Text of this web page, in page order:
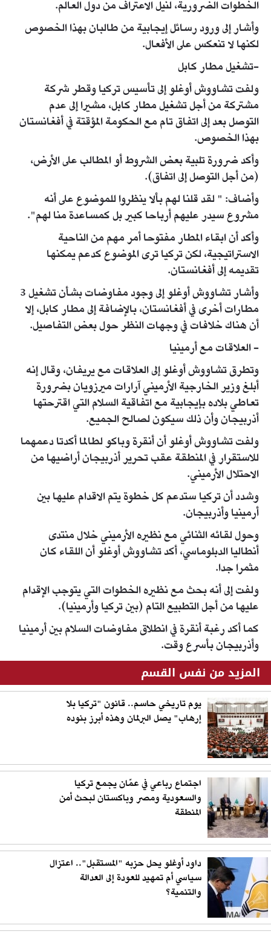
الخطوات الضرورية، لنيل الاعتراف من دول العالم.
وأشار إلى ورود رسائل إيجابية من طالبان بهذا الخصوص
لكنها لا تنعكس على الأفعال.
-تشغيل مطار كابل
ولفت تشاووش أوغلو إلى تأسيس تركيا وقطر شركة
مشتركة من أجل تشغيل مطار كابل، مشيرا إلى عدم
التوصل بعد إلى اتفاق تام مع الحكومة المؤقتة في أفغانستان
بهذا الخصوص.
وأكد ضرورة تلبية بعض الشروط أو المطالب على الأرض،
(من أجل التوصل إلى اتفاق).
وأضاف: " لقد قلنا لهم بألا ينظروا للموضوع على أنه
مشروع سيدر عليهم أرباحا كبير بل كمساعدة منا لهم".
وأكد أن ابقاء المطار مفتوحا أمر مهم من الناحية
الاستراتيجية، لكن تركيا ترى الموضوع كدعم يمكنها
تقديمه إلى أفغانستان.
وأشار تشاووش أوغلو إلى وجود مفاوضات بشأن تشغيل 3
مطارات أخرى في أفغانستان، بالإضافة إلى مطار كابل، إلا
أن هناك خلافات في وجهات النظر حول بعض التفاصيل.
- العلاقات مع أرمينيا
وتطرق تشاووش أوغلو إلى العلاقات مع يريفان، وقال إنه
أبلغ وزير الخارجية الأرميني آرارات ميرزويان بضرورة
تعاطي بلاده بإيجابية مع اتفاقية السلام التي اقترحتها
أذربيجان وأن ذلك سيكون لصالح الجميع.
ولفت تشاووش أوغلو أن أنقرة وباكو لطالما أكدتا دعمهما
للاستقرار في المنطقة عقب تحرير أذربيجان أراضيها من
الاحتلال الأرميني.
وشدد أن تركيا ستدعم كل خطوة يتم الاقدام عليها بين
أرمينيا وأذربيجان.
وحول لقائه الثنائي مع نظيره الأرميني خلال منتدى
أنطاليا الدبلوماسي، أكد تشاووش أوغلو أن اللقاء كان
مثمرا جدا.
ولفت إلى أنه بحث مع نظيره الخطوات التي يتوجب الإقدام
عليها من أجل التطبيع التام (بين تركيا وأرمينيا).
كما أكد رغبة أنقرة في انطلاق مفاوضات السلام بين أرمينيا
وأذربيجان بأسرع وقت.
المزيد من نفس القسم
يوم تاريخي حاسم.. قانون "تركيا بلا
إرهاب" يصل البرلمان وهذه أبرز بنوده
اجتماع رباعي في عمّان يجمع تركيا
والسعودية ومصر وباكستان لبحث أمن
المنطقة
داود أوغلو يحل حزبه "المستقبل".. اعتزال
سياسي أم تمهيد للعودة إلى العدالة
والتنمية؟